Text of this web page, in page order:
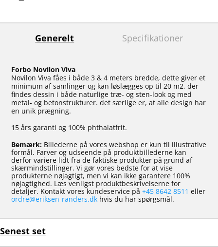
Generelt Specifikationer
Forbo Novilon Viva
Novilon Viva fåes i både 3 & 4 meters bredde, dette giver et
minimum af samlinger og kan løslægges op til 20 m2, der
findes dessin i både naturlige træ- og sten-look og med
metal- og betonstrukturer. det særlige er, at alle design har
en unik prægning.
15 års garanti og 100% phthalatfrit.
Bemærk: Billederne på vores webshop er kun til illustrative
formål. Farver og udseende på produktbillederne kan
derfor variere lidt fra de faktiske produkter på grund af
skærmindstillinger. Vi gør vores bedste for at vise
produkterne nøjagtigt, men vi kan ikke garantere 100%
nøjagtighed. Læs venligst produktbeskrivelserne for
detaljer. Kontakt vores kundeservice på +45 8642 8511 eller
ordre@eriksen-randers.dk hvis du har spørgsmål.
Senest set